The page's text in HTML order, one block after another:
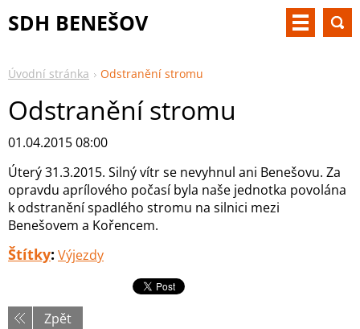
SDH BENEŠOV
Úvodní stránka Odstranění stromu
Odstranění stromu
01.04.2015 08:00
Úterý 31.3.2015. Silný vítr se nevyhnul ani Benešovu. Za
opravdu aprílového počasí byla naše jednotka povolána
k odstranění spadlého stromu na silnici mezi
Benešovem a Kořencem.
Štítky: Výjezdy
Zpět